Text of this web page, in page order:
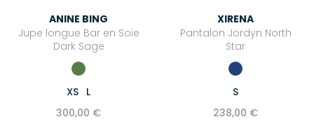
ANINE BING
Jupe longue Bar en Soie
Dark Sage
XS L
300,00 €
XIRENA
Pantalon Jordyn North
Star
S
238,00 €